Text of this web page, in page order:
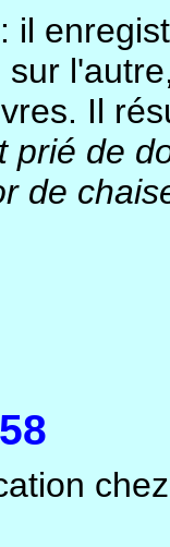
il
Il
prié de
de